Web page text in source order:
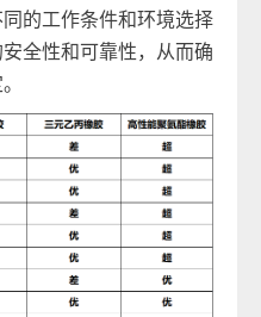
的工作条件和环境选择
全性和可靠性，从而确